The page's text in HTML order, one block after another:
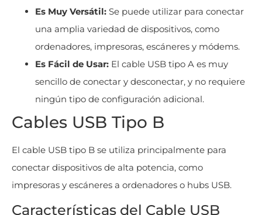
Es Muy Versátil: Se puede utilizar para conectar
una amplia variedad de dispositivos, como
ordenadores, impresoras, escáneres y módems.
Es Fácil de Usar: El cable USB tipo A es muy
sencillo de conectar y desconectar, y no requiere
ningún tipo de configuración adicional.
Cables USB Tipo B
El cable USB tipo B se utiliza principalmente para
conectar dispositivos de alta potencia, como
impresoras y escáneres a ordenadores o hubs USB.
Características del Cable USB